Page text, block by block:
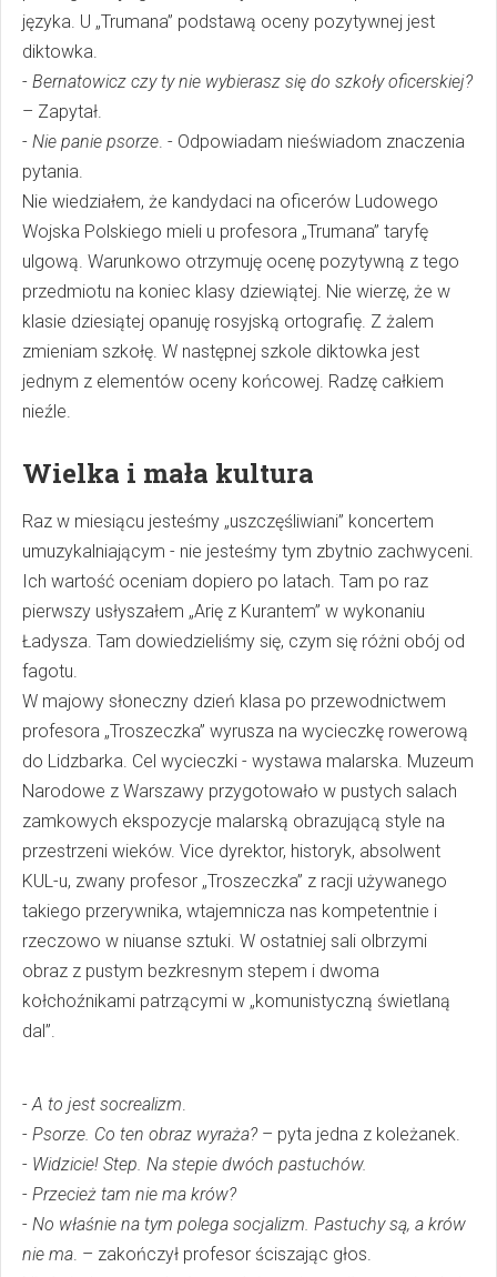
języka. U „Trumana” podstawą oceny pozytywnej jest
diktowka.
- Bernatowicz czy ty nie wybierasz się do szkoły oficerskiej?
– Zapytał.
- Nie panie psorze. - Odpowiadam nieświadom znaczenia
pytania.
Nie wiedziałem, że kandydaci na oficerów Ludowego
Wojska Polskiego mieli u profesora „Trumana” taryfę
ulgową. Warunkowo otrzymuję ocenę pozytywną z tego
przedmiotu na koniec klasy dziewiątej. Nie wierzę, że w
klasie dziesiątej opanuję rosyjską ortografię. Z żalem
zmieniam szkołę. W następnej szkole diktowka jest
jednym z elementów oceny końcowej. Radzę całkiem
nieźle.
Wielka i mała kultura
Raz w miesiącu jesteśmy „uszczęśliwiani” koncertem
umuzykalniającym - nie jesteśmy tym zbytnio zachwyceni.
Ich wartość oceniam dopiero po latach. Tam po raz
pierwszy usłyszałem „Arię z Kurantem” w wykonaniu
Ładysza. Tam dowiedzieliśmy się, czym się różni obój od
fagotu.
W majowy słoneczny dzień klasa po przewodnictwem
profesora „Troszeczka” wyrusza na wycieczkę rowerową
do Lidzbarka. Cel wycieczki - wystawa malarska. Muzeum
Narodowe z Warszawy przygotowało w pustych salach
zamkowych ekspozycje malarską obrazującą style na
przestrzeni wieków. Vice dyrektor, historyk, absolwent
KUL-u, zwany profesor „Troszeczka” z racji używanego
takiego przerywnika, wtajemnicza nas kompetentnie i
rzeczowo w niuanse sztuki. W ostatniej sali olbrzymi
obraz z pustym bezkresnym stepem i dwoma
kołchoźnikami patrzącymi w „komunistyczną świetlaną
dal”.
-A to jest socrealizm.
- Psorze. Co ten obraz wyraża? – pyta jedna z koleżanek.
- Widzicie! Step. Na stepie dwóch pastuchów.
- Przecież tam nie ma krów?
- No właśnie na tym polega socjalizm. Pastuchy są, a krów
nie ma. – zakończył profesor ściszając głos.